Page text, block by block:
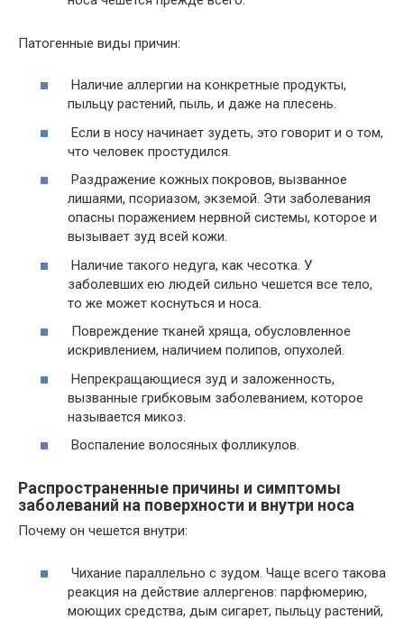
Патогенные виды причин:
Наличие аллергии на конкретные продукты,
пыльцу растений, пыль, и даже на плесень.
Если в носу начинает зудеть, это говорит и о том,
что человек простудился.
Раздражение кожных покровов, вызванное
лишаями, псориазом, экземой. Эти заболевания
опасны поражением нервной системы, которое и
вызывает зуд всей кожи.
Наличие такого недуга, как чесотка. У
заболевших ею людей сильно чешется все тело,
то же может коснуться и носа.
Повреждение тканей хряща, обусловленное
искривлением, наличием полипов, опухолей.
Непрекращающиеся зуд и заложенность,
вызванные грибковым заболеванием, которое
называется микоз.
Воспаление волосяных фолликулов.
Распространенные причины и симптомы
заболеваний на поверхности и внутри носа
Почему он чешется внутри:
Чихание параллельно с зудом. Чаще всего такова
реакция на действие аллергенов: парфюмерию,
моющих средства, дым сигарет, пыльцу растений,